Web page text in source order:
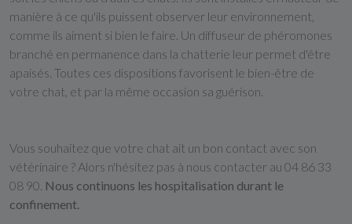
manière à ce qu'ils puissent observer leur environnement,
comme ils aiment si bien le faire. Un diffuseur de phéromones
branché en permanence dans la chatterie leur permet d'être
apaisés. Toutes ces dispositions favorisent le bien-être de
votre chat, et par la même occasion sa guérison.
Vous souhaitez que votre chat ait un bon contact avec son
vétérinaire ? Alors n'hésitez pas à nous contacter au 04 86 33
08 90. Nous continuons les hospitalisation durant le
confinement.